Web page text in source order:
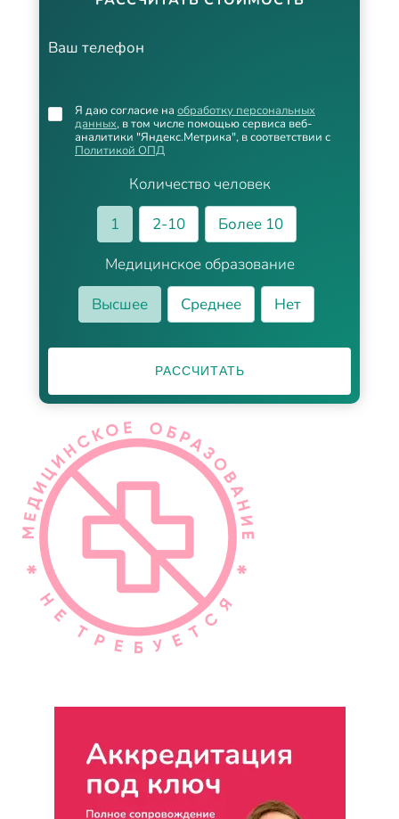
Ваш телефон
Количество человек
1
2-10
Более 10
Медицинское образование
Высшее
Среднее Нет
Я даю согласие на обработку персональных
данных, в том числе помощью сервиса веб-
аналитики "Яндекс.Метрика", в соответствии с
Политикой ОПД
РАССЧИТАТЬ